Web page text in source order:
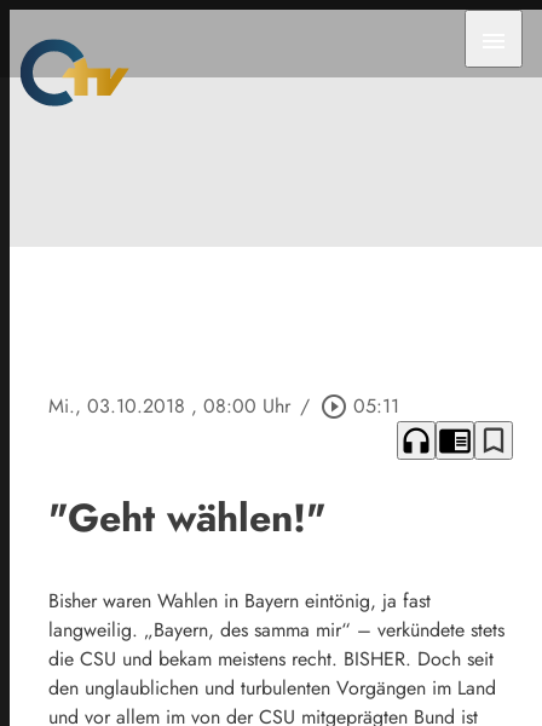
Mi., 03.10.2018 , 08:00 Uhr / play_circle_outline 05:11
headphones chrome_reader_mode bookmark_border
"Geht wählen!"
Bisher waren Wahlen in Bayern eintönig, ja fast
langweilig. „Bayern, des samma mir“ – verkündete stets
die CSU und bekam meistens recht. BISHER. Doch seit
den unglaublichen und turbulenten Vorgängen im Land
und vor allem im von der CSU mitgeprägten Bund ist